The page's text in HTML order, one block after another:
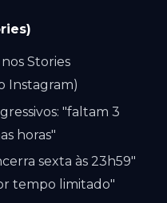
Stories
Instagram)
"faltam 3
horas"
sexta às 23h59"
tempo limitado"